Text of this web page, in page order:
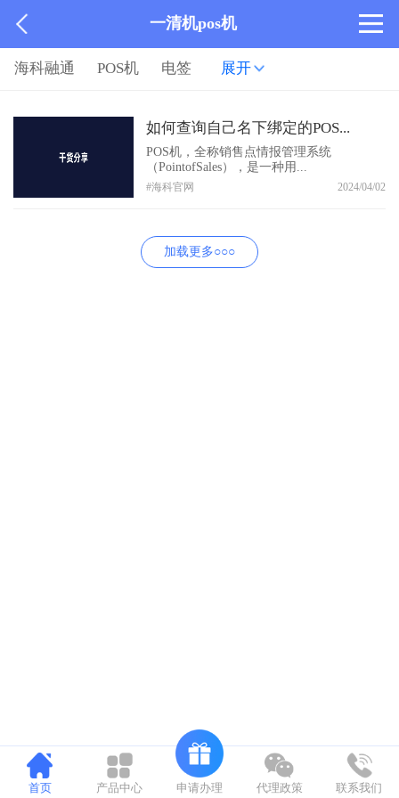
一清机pos机
海科融通 POS机 电签 展开
如何查询自己名下绑定的POS...
POS机，全称销售点情报管理系统
（PointofSales），是一种用...
#海科官网 2024/04/02
加载更多○○○
首页 产品中心 申请办理 代理政策 联系我们